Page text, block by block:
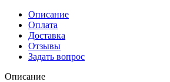
Описание
Оплата
Доставка
Отзывы
Задать вопрос
Описание